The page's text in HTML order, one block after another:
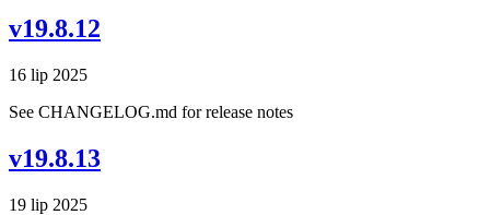
v19.8.12
16 lip 2025
See CHANGELOG.md for release notes
v19.8.13
19 lip 2025